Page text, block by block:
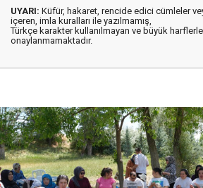
UYARI: Küfür, hakaret, rencide edici cümleler
içeren, imla kuralları ile yazılmamış,
Türkçe karakter kullanılmayan ve büyük
onaylanmamaktadır.